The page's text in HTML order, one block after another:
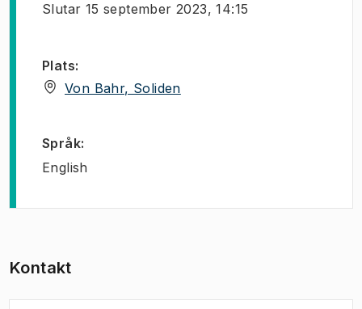
Slutar 15 september 2023, 14:15
Plats:
Von Bahr, Soliden(
Språk:
English
Kontakt